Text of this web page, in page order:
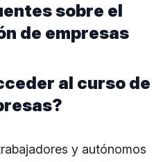
sobre el
de empresas
al curso de
y autónomos